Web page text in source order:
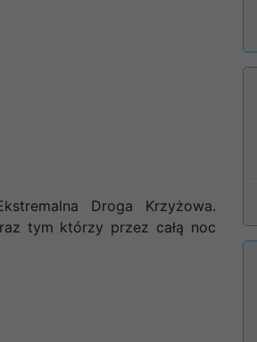
Droga Krzyżowa.
tym którzy przez całą noc